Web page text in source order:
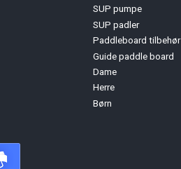
SUP pumpe
SUP padler
Paddleboard tilbehør
Guide paddle board
Dame
Herre
Børn